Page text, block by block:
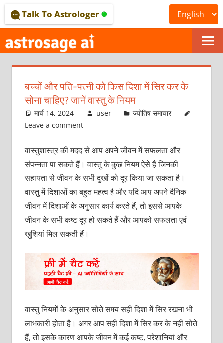
to
content
ONLINE
ASTROLOGICAL
JOURNAL
–
MAGAZINE
Talk To Astrologer
बच्‍चों और पति-पत्‍नी को किस दिशा में सिर कर के
सोना चाहिए? जानें वास्‍तु के नियम
मार्च 14, 2024 user
ज्योतिष समाचार
Leave a comment
वास्‍तुशास्‍त्र की मदद से आप अपने जीवन में सफलता और
संपन्‍नता पा सकते हैं। वास्‍तु के कुछ नियम ऐसे हैं जिनकी
सहायता से जीवन के सभी दुखों को दूर किया जा सकता है।
वास्‍तु में दिशाओं का बहुत महत्‍व है और यदि आप अपने दैनिक
जीवन में दिशाओं के अनुसार कार्य करते हैं, तो इससे आपके
जीवन के सभी कष्‍ट दूर हो सकते हैं और आपको सफलता एवं
खुशियां मिल सकती हैं।
वास्‍तु नियमों के अनुसार सोते समय सही दिशा में सिर रखना भी
लाभकारी होता है। अगर आप सही दिशा में सिर कर के नहीं सोते
हैं, तो इसके कारण आपके जीवन में कई कष्‍ट, परेशानियां और